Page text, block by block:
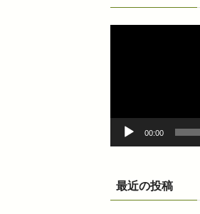
00:00
最近の投稿